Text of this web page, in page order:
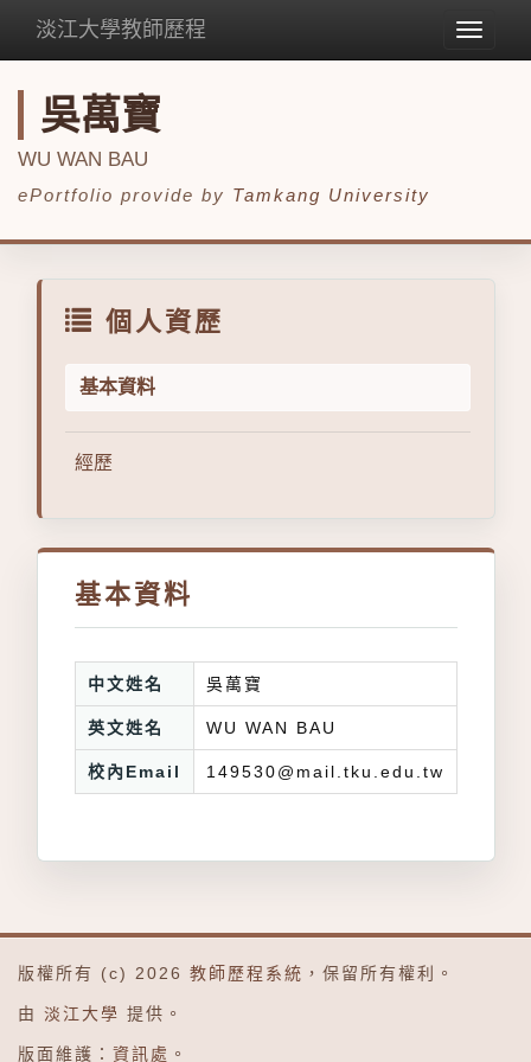
Toggle
淡江大學教師歷程
吳萬寶
WU WAN BAU
ePortfolio provide by Tamkang University
個人資歷
基本資料
經歷
基本資料
中文姓名 吳萬寶
英文姓名 WU WAN BAU
校內Email 149530@mail.tku.edu.tw
版權所有 (c) 2026 教師歷程系統 ，保留所有權利。
由 淡江大學 提供。
版面維護： 資訊處 。